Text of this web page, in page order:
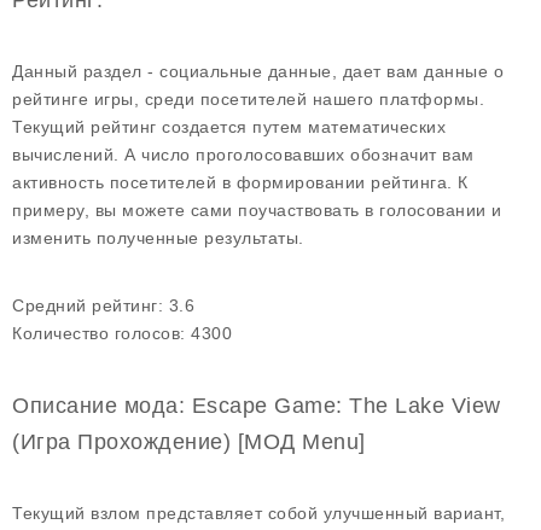
Данный раздел - социальные данные, дает вам данные о
рейтинге игры, среди посетителей нашего платформы.
Текущий рейтинг создается путем математических
вычислений. А число проголосовавших обозначит вам
активность посетителей в формировании рейтинга. К
примеру, вы можете сами поучаствовать в голосовании и
изменить полученные результаты.
Средний рейтинг: 3.6
Количество голосов: 4300
Описание мода: Escape Game: The Lake View
(Игра Прохождение) [МОД Menu]
Текущий взлом представляет собой улучшенный вариант,